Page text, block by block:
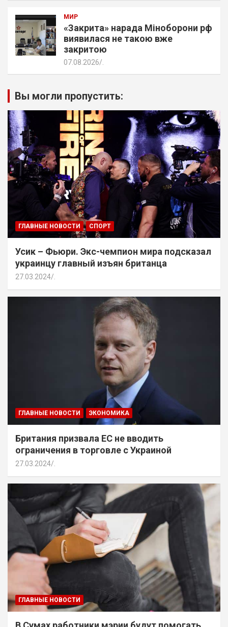
МИР
«Закрита» нарада Міноборони рф
виявилася не такою вже
закритою
07.08.2026
Вы могли пропустить:
ГЛАВНЫЕ НОВОСТИ СПОРТ
Усик – Фьюри. Экс-чемпион мира подсказал
украинцу главный изъян британца
27.03.2024 .
ГЛАВНЫЕ НОВОСТИ ЭКОНОМИКА
Британия призвала ЕС не вводить
ограничения в торговле с Украиной
27.03.2024
ГЛАВНЫЕ НОВОСТИ